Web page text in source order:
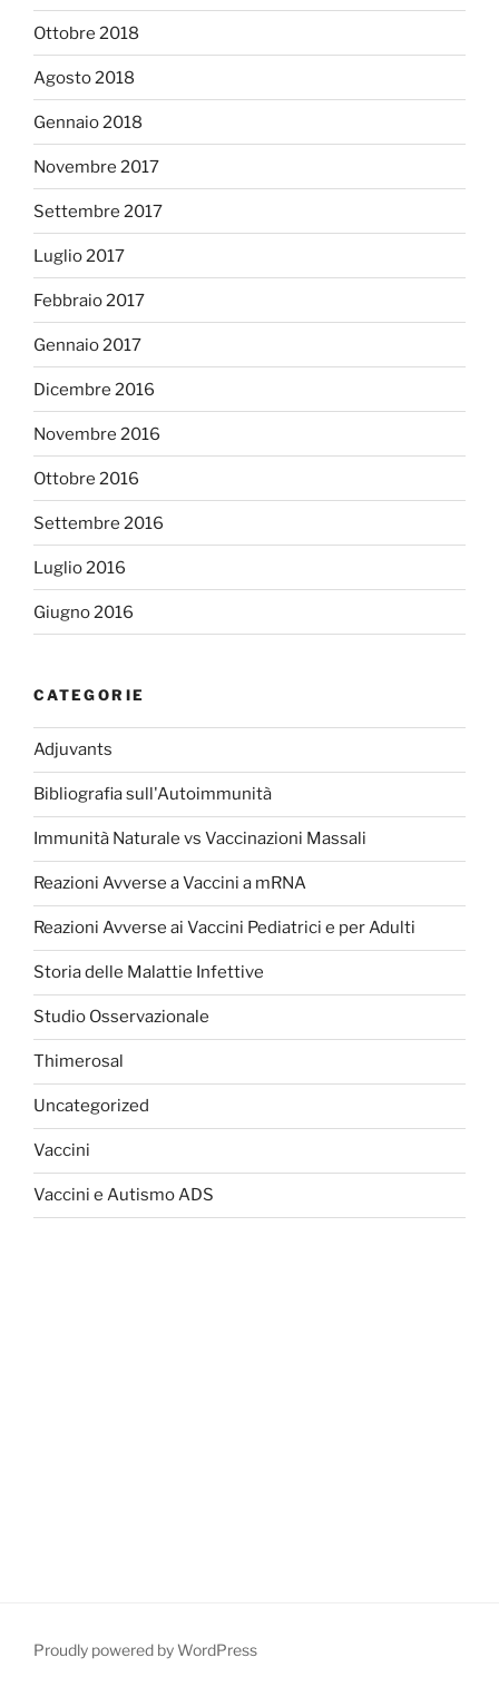
Ottobre 2018
Agosto 2018
Gennaio 2018
Novembre 2017
Settembre 2017
Luglio 2017
Febbraio 2017
Gennaio 2017
Dicembre 2016
Novembre 2016
Ottobre 2016
Settembre 2016
Luglio 2016
Giugno 2016
CATEGORIE
Adjuvants
Bibliografia sull'Autoimmunità
Immunità Naturale vs Vaccinazioni Massali
Reazioni Avverse a Vaccini a mRNA
Reazioni Avverse ai Vaccini Pediatrici e per Adulti
Storia delle Malattie Infettive
Studio Osservazionale
Thimerosal
Uncategorized
Vaccini
Vaccini e Autismo ADS
Proudly powered by WordPress